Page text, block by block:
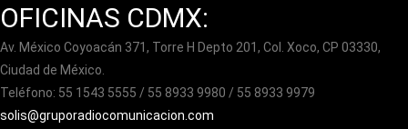
OFICINAS CDMX:
Av. México Coyoacán 371, Torre H Depto 201, Col. Xoco, CP 03330,
Ciudad de México.
Teléfono: 55 1543 5555 / 55 8933 9980 / 55 8933 9979
solis@gruporadiocomunicacion.com